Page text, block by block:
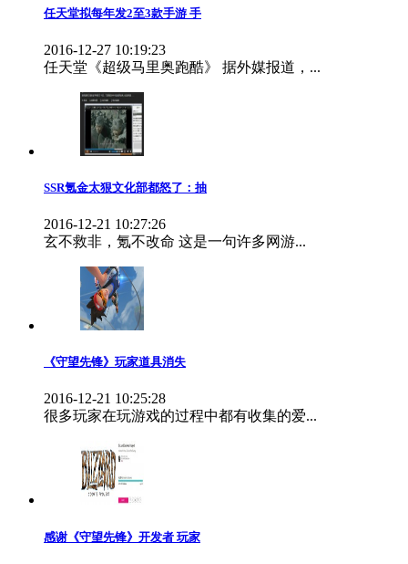
任天堂拟每年发2至3款手游 手
2016-12-27 10:19:23
任天堂《超级马里奥跑酷》 据外媒报道，...
SSR氪金太狠文化部都怒了：抽
2016-12-21 10:27:26
玄不救非，氪不改命 这是一句许多网游...
《守望先锋》玩家道具消失
2016-12-21 10:25:28
很多玩家在玩游戏的过程中都有收集的爱...
感谢《守望先锋》开发者 玩家